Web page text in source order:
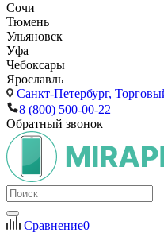
Сочи
Тюмень
Ульяновск
Уфа
Чебоксары
Ярославль
Санкт-Петербург,
8 (800) 500-00-22
Обратный звонок
Сравнение0